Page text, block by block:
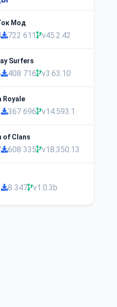
Мод
722 611 v45.2.42
Surfers
408 716 v3.63.10
Royale
367 696 v14.593.1
of Clans
608 335 v18.350.13
8 347 v1.0.3b